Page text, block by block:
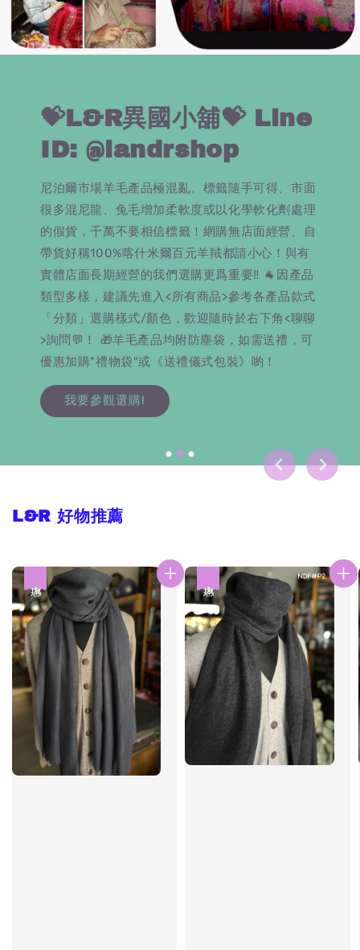
💝L&R異國小舖💝 Line
ID: @landrshop
尼泊爾市場羊毛產品極混亂、標籤隨手可得、市面
很多混尼龍、兔毛增加柔軟度或以化學軟化劑處理
的假貨，千萬不要相信標籤！網購無店面經營、自
帶貨好稱100%喀什米爾百元羊羢都請小心！與有
實體店面長期經營的我們選購更爲重要‼️ 🐐因產品
類型多樣，建議先進入<所有商品>參考各產品款式
「分類」選購樣式/顏色，歡迎隨時於右下角<聊聊
>詢問💬！ 🎁羊毛產品均附防塵袋，如需送禮，可
優惠加購"禮物袋"或《送禮儀式包裝》喲！
我要參觀選購!
L&R 好物推薦